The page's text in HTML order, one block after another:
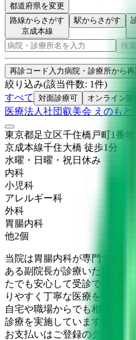
都道府県を変更
路線からさがす
京成本線
駅からさがす
検索
再診コード入力病院・診療所から
絞り込み(該当件数: 1件)
すべて
対面診療可 オンライン診
医療法人社団叡美会 えのも
東京都足立区千住橋戸町1番
京成本線千住大橋 徒歩1分
水曜・日曜・祝日 休み
内科
小児科
アレルギー科
外科
胃腸内科
他2個
当院は胃腸内科が専門である
ある副院長が診療いたします
たでも安心して受診できるフ
りやすく丁寧な医療を心がけ
自宅や職場からでも相談して
診療を実施していますので、
お支払いはご登録のクレジッ